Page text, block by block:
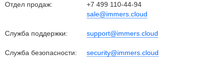
Отдел продаж:
+7 499 110-44-94
sale@immers.cloud
Служба поддержки: support@immers.cloud
Служба безопасности: security@immers.cloud